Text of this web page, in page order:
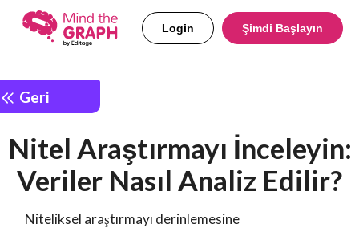
Login Şimdi Başlayın
Geri
Nitel Araştırmayı İnceleyin:
Veriler Nasıl Analiz Edilir?
Niteliksel araştırmayı derinlemesine